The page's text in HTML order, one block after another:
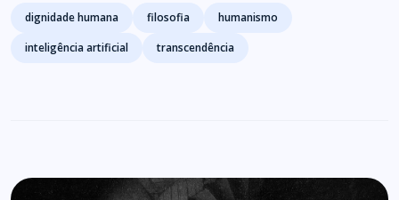
Tags
dignidade humana filosofia
humanismo
inteligência artificial
transcendência